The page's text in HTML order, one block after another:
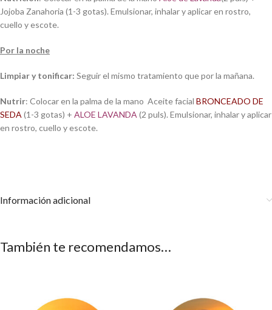
Jojoba Zanahoria (1-3 gotas). Emulsionar, inhalar y aplicar en rostro,
cuello y escote.
Por la noche
Limpiar y tonificar: Seguir el mismo tratamiento que por la mañana.
Nutrir: Colocar en la palma de la mano Aceite facial BRONCEADO DE
SEDA (1-3 gotas) + ALOE LAVANDA (2 puls). Emulsionar, inhalar y aplicar
en rostro, cuello y escote.
Información adicional
También te recomendamos…